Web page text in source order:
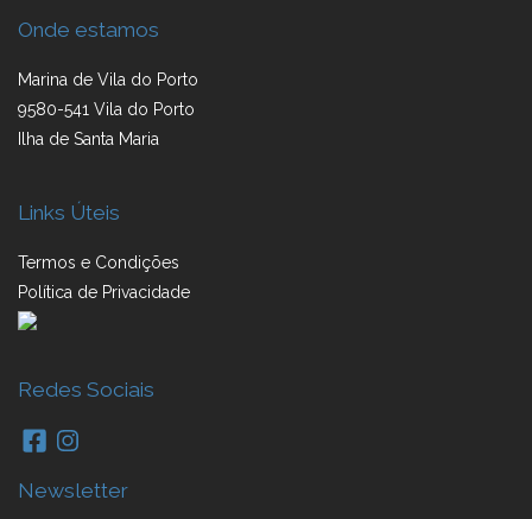
Onde estamos
Marina de Vila do Porto
9580-541 Vila do Porto
Ilha de Santa Maria
Links Úteis
Termos e Condições
Política de Privacidade
Redes Sociais
Newsletter